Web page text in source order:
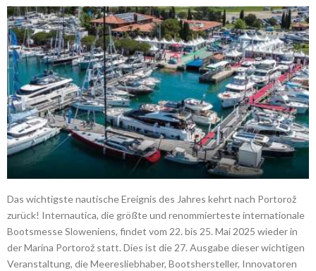
Das wichtigste nautische Ereignis des Jahres kehrt nach Portorož
zurück! Internautica, die größte und renommierteste internationale
Bootsmesse Sloweniens, findet vom 22. bis 25. Mai 2025 wieder in
der Marina Portorož statt. Dies ist die 27. Ausgabe dieser wichtigen
Veranstaltung, die Meeresliebhaber, Bootshersteller, Innovatoren